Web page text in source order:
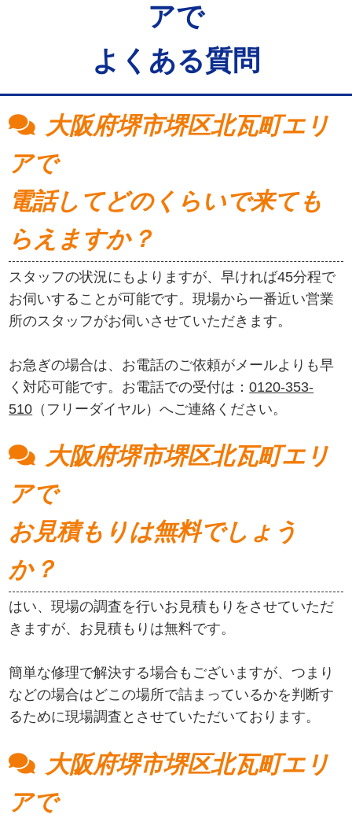
アで
よくある質問
大阪府堺市堺区北瓦町エリ
アで
電話してどのくらいで来ても
らえますか？
スタッフの状況にもよりますが、早ければ45分程で
お伺いすることが可能です。現場から一番近い営業
所のスタッフがお伺いさせていただきます。
お急ぎの場合は、お電話のご依頼がメールよりも早
く対応可能です。お電話での受付は：0120-353-
510 （フリーダイヤル）へご連絡ください。
大阪府堺市堺区北瓦町エリ
アで
お見積もりは無料でしょう
か？
はい、現場の調査を行いお見積もりをさせていただ
きますが、お見積もりは無料です。
簡単な修理で解決する場合もございますが、つまり
などの場合はどこの場所で詰まっているかを判断す
るために現場調査とさせていただいております。
大阪府堺市堺区北瓦町エリ
アで